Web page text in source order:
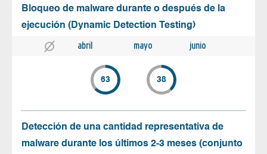
Bloqueo de malware durante o después de la
ejecución (Dynamic Detection Testing)
abril mayo junio
63 38
Detección de una cantidad representativa de
malware durante los últimos 2-3 meses (conjunto